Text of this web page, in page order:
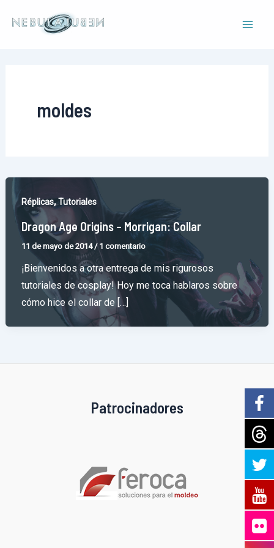
moldes
Réplicas,Tutoriales
Dragon Age Origins – Morrigan: Collar
11 de mayo de 2014 /1 comentario
¡Bienvenidos a otra entrega de mis rigurosos
tutoriales de cosplay! Hoy me toca hablaros sobre
cómo hice el collar de […]
Patrocinadores